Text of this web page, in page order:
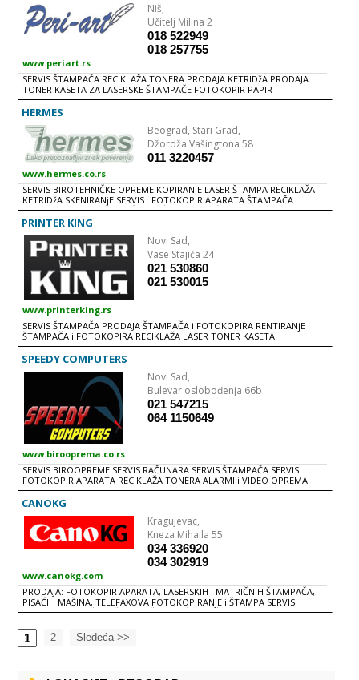
Niš,
Učitelj Milina 2
018 522949
018 257755
www.periart.rs
SERVIS ŠTAMPAČA RECIKLAŽA TONERA PRODAJA KETRIDžA PRODAJA
TONER KASETA ZA LASERSKE ŠTAMPAČE FOTOKOPIR PAPIR
HERMES
Beograd, Stari Grad,
Džordža Vašingtona 58
011 3220457
www.hermes.co.rs
SERVIS BIROTEHNIČKE OPREME KOPIRANjE LASER ŠTAMPA RECIKLAŽA
KETRIDžA SKENIRANjE SERVIS : FOTOKOPIR APARATA ŠTAMPAČA
TELEFAKSA SKENERA PISAĆIH i RAČUNSKIH MAŠINA FISKALNIH REGISTAR
KASA APARATA ZA UMNOŽAVANjE MAŠINA ZA BROJANjE NOVCA MAŠINE
ZA MIKROFILM
PRINTER KING
Novi Sad,
Vase Stajića 24
021 530860
021 530015
www.printerking.rs
SERVIS ŠTAMPAČA PRODAJA ŠTAMPAČA i FOTOKOPIRA RENTIRANjE
ŠTAMPAČA i FOTOKOPIRA RECIKLAŽA LASER TONER KASETA
SPEEDY COMPUTERS
Novi Sad,
Bulevar oslobođenja 66b
021 547215
064 1150649
www.birooprema.co.rs
SERVIS BIROOPREME SERVIS RAČUNARA SERVIS ŠTAMPAČA SERVIS
FOTOKOPIR APARATA RECIKLAŽA TONERA ALARMI i VIDEO OPREMA
CANOKG
Kragujevac,
Kneza Mihaila 55
034 336920
034 302919
www.canokg.com
PRODAJA: FOTOKOPIR APARATA, LASERSKIH i MATRIČNIH ŠTAMPAČA,
PISAĆIH MAŠINA, TELEFAXOVA FOTOKOPIRANjE i ŠTAMPA SERVIS
FOTOKOPIR MAŠINA, ŠTAMPAČA, PISAĆIH MAŠINA,
TONERA i GLAVA MATRIČNIH ŠTAMPAČA
1 2 Sledeća >>